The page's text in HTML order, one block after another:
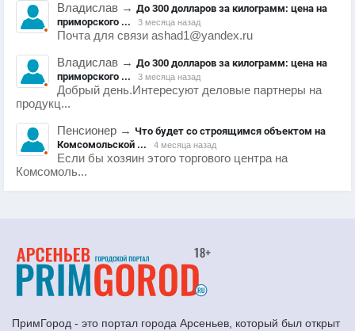
Владислав → До 300 долларов за килограмм: цена на
приморского ...
3 месяца назад
Почта для связи ashad1@yandex.ru
Владислав → До 300 долларов за килограмм: цена на
приморского ...
3 месяца назад
Добрый день.Интересуют деловые партнеры на
продукц...
Пенсионер → Что будет со строящимся объектом на
Комсомольской ...
4 месяца назад
Если бы хозяин этого торгового центра на
Комсомоль...
ПримГород - это портал города Арсеньев, который был открыт